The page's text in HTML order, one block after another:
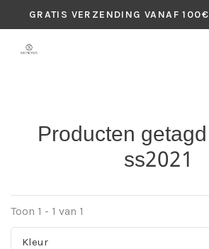
GRATIS VERZENDING VANAF
Producten
ss2021
Toon 1 - 1 van 1
Kleur